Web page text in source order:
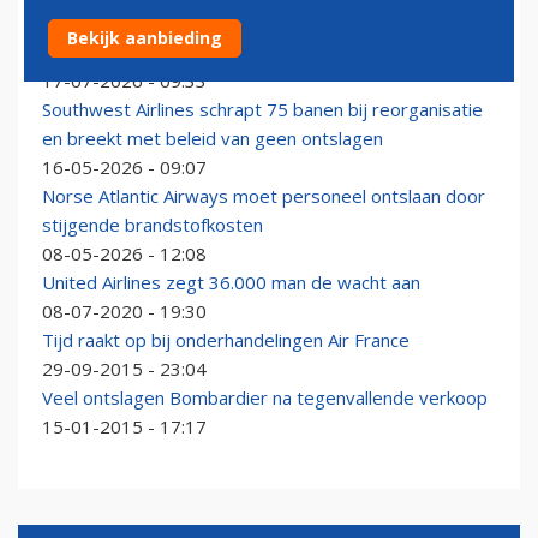
Honderden dreigende ontslagen bij Aer Lingus roepen
vragen op
17-07-2026 - 09:33
Southwest Airlines schrapt 75 banen bij reorganisatie
en breekt met beleid van geen ontslagen
16-05-2026 - 09:07
Norse Atlantic Airways moet personeel ontslaan door
stijgende brandstofkosten
08-05-2026 - 12:08
United Airlines zegt 36.000 man de wacht aan
08-07-2020 - 19:30
Tijd raakt op bij onderhandelingen Air France
29-09-2015 - 23:04
Veel ontslagen Bombardier na tegenvallende verkoop
15-01-2015 - 17:17
Bekijk aanbieding